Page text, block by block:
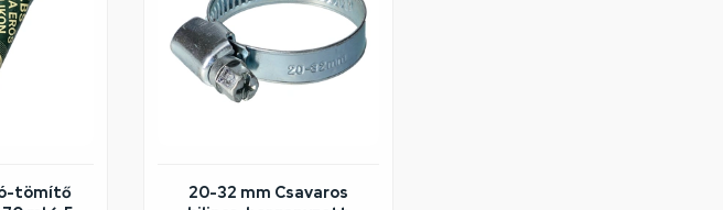
tömítő
20-32 mm Csavaros